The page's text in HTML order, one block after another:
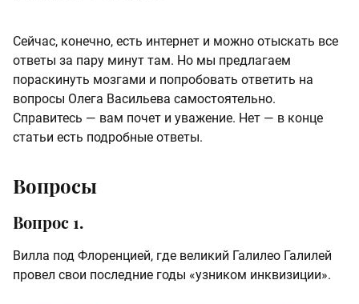
Сейчас, конечно, есть интернет и можно отыскать все
ответы за пару минут там. Но мы предлагаем
пораскинуть мозгами и попробовать ответить на
вопросы Олега Васильева самостоятельно.
Справитесь — вам почет и уважение. Нет — в конце
статьи есть подробные ответы.
Вопросы
Вопрос 1.
Вилла под Флоренцией, где великий Галилео Галилей
провел свои последние годы «узником инквизиции».